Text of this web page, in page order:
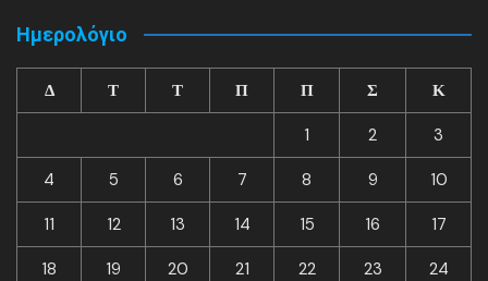
Ημερολόγιο
Δ Τ Τ Π Π Σ Κ
1 2 3
4 5 6 7 8 9 10
11 12 13 14 15 16 17
18 19 20 21 22 23 24